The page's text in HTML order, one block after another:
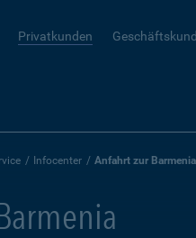
Privatkunden
Infocenter Anfahrt zur Barmenia